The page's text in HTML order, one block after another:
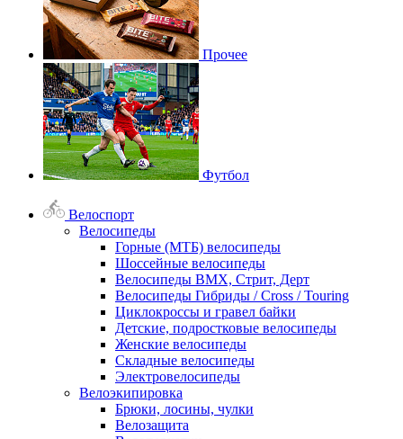
Прочее
Футбол
Велоспорт
Велосипеды
Горные (МТБ) велосипеды
Шоссейные велосипеды
Велосипеды BMX, Стрит, Дерт
Велосипеды Гибриды / Cross / Touring
Циклокроссы и гравел байки
Детские, подростковые велосипеды
Женские велосипеды
Складные велосипеды
Электровелосипеды
Велоэкипировка
Брюки, лосины, чулки
Велозащита